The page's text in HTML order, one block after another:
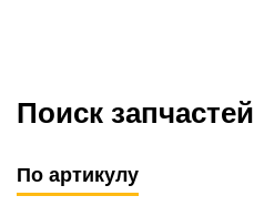
Поиск запчастей
По артикулу